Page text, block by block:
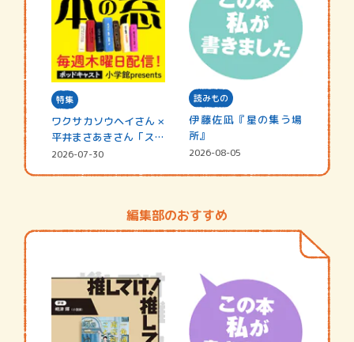
特集
ワクサカソウヘイさん ×
平井まさあきさん「スペ
シャ…
2026-07-30
読みもの
伊藤佐凪『星の集う場
所』
2026-08-05
編集部のおすすめ